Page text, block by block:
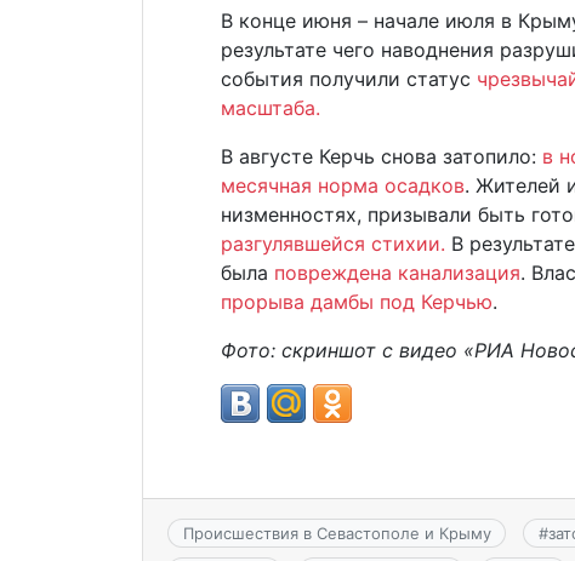
В конце июня – начале июля в
результате чего наводнения
события получили статус
масштаба.
В августе Керчь снова затопило: в
месячная норма осадков. Жителей
низменностях, призывали быть
разгулявшейся стихии. В
была повреждена канализация.
прорыва дамбы под Керчью.
Фото: скриншот с видео «РИА
Происшествия в Севастополе и Крыму #